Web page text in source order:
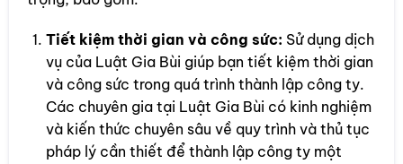
Tiết kiệm thời gian và công sức: Sử dụng dịch
vụ của Luật Gia Bùi giúp bạn tiết kiệm thời gian
và công sức trong quá trình thành lập công ty.
Các chuyên gia tại Luật Gia Bùi có kinh nghiệm
và kiến thức chuyên sâu về quy trình và thủ tục
pháp lý cần thiết để thành lập công ty một